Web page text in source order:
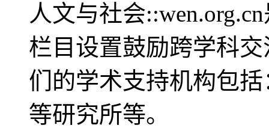
人文与社会
栏目设置鼓励跨学科
们的学术支持机构包
等研究所等。